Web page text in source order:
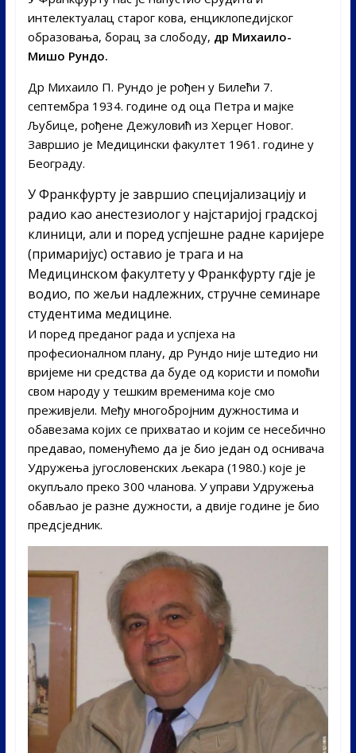
интелектуалац старог кова, енциклопедијског
образовања, борац за слободу, др Михаило-
Мишо Рундо.
Др Михаило П. Рундо је рођен у Билећи 7.
септембра 1934. године од оца Петра и мајке
Љубице, рођене Дежуловић из Херцег Новог.
Завршио је Медицински факултет 1961. године у
Београду.
У Франкфурту је завршио специјализацију и
радио као анестезиолог у најстаријој градској
клиници, али и поред успјешне радне каријере
(примаријус) оставио је трага и на
Медицинском факултету у Франкфурту гдје је
водио, по жељи надлежних, стручне семинаре
студентима медицине.
И поред преданог рада и успјеха на
професионалном плану, др Рундо није штедио ни
вријеме ни средства да буде од користи и помоћи
свом народу у тешким временима које смо
преживјели. Међу многобројним дужностима и
обавезама којих се прихватао и којим се несебично
предавао, поменућемо да је био један од оснивача
Удружења југословенских љекара (1980.) које је
окупљало преко 300 чланова. У управи Удружења
обављао је разне дужности, а двије године је био
предсједник.